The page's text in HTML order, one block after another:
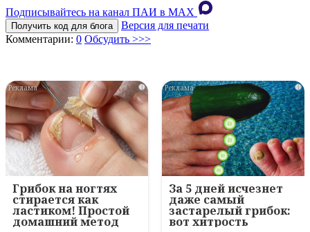
Подписывайтесь на канал ПАИ в MAХ
Получить код для блога
Версия для печати
Комментарии: 0 Обсудить >>>
i
Грибок на ногтях
стирается как
ластиком! Простой
домашний метод
i
За 5 дней исчезнет
даже самый
застарелый грибок:
вот хитрость